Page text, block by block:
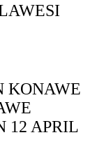
KONAWE
12 APRIL